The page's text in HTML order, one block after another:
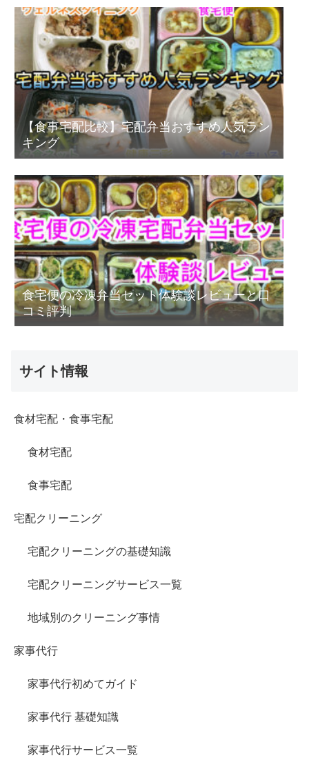
【食事宅配比較】宅配弁当おすすめ人気ラン
キング
食宅便の冷凍弁当セット体験談レビューと口
コミ評判
サイト情報
食材宅配・食事宅配
食材宅配
食事宅配
宅配クリーニング
宅配クリーニングの基礎知識
宅配クリーニングサービス一覧
地域別のクリーニング事情
家事代行
家事代行初めてガイド
家事代行 基礎知識
家事代行サービス一覧